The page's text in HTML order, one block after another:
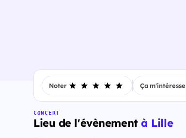
Noter Ça m'intéresse
CONCERT
Lieu de l'évènementà Lille